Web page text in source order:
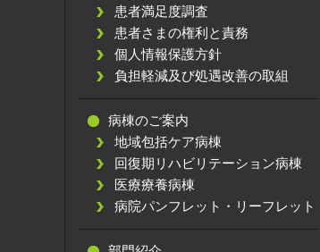
患者満足度調査
患者さまの権利と責務
個人情報保護方針
負担軽減及び処遇改善の取組
病棟のご案内
地域包括ケア病棟
回復期リハビリテーション病棟
医療療養病棟
病院パンフレット・リーフレット